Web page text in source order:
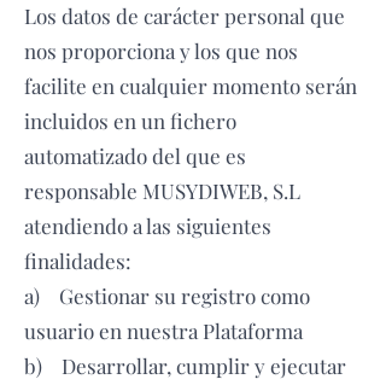
Los datos de carácter personal que
nos proporciona y los que nos
facilite en cualquier momento serán
incluidos en un fichero
automatizado del que es
responsable MUSYDIWEB, S.L
atendiendo a las siguientes
finalidades:
a) Gestionar su registro como
usuario en nuestra Plataforma
b) Desarrollar, cumplir y ejecutar